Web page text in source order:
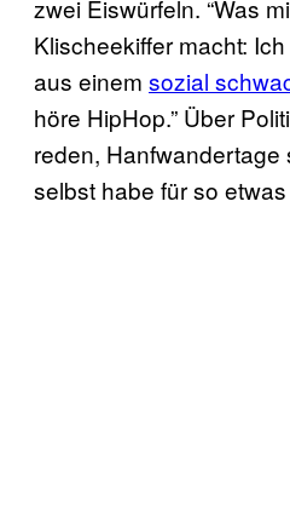
zwei Eiswürfeln. “Was
Klischeekiffer macht:
aus einem sozial
höre HipHop.” Über
reden, Hanfwandertage
selbst habe für so